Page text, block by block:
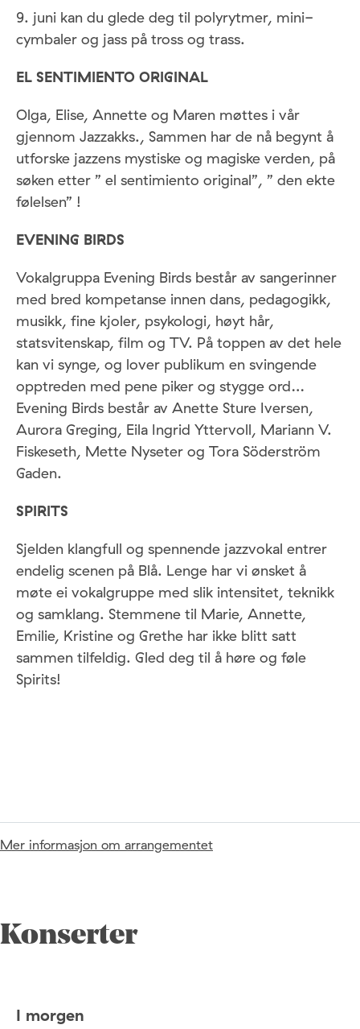
9. juni kan du glede deg til polyrytmer, mini-
cymbaler og jass på tross og trass.
EL SENTIMIENTO ORIGINAL
Olga, Elise, Annette og Maren møttes i vår
gjennom Jazzakks., Sammen har de nå begynt å
utforske jazzens mystiske og magiske verden, på
søken etter ” el sentimiento original”, ” den ekte
følelsen” !
EVENING BIRDS
Vokalgruppa Evening Birds består av sangerinner
med bred kompetanse innen dans, pedagogikk,
musikk, fine kjoler, psykologi, høyt hår,
statsvitenskap, film og TV. På toppen av det hele
kan vi synge, og lover publikum en svingende
opptreden med pene piker og stygge ord…
Evening Birds består av Anette Sture Iversen,
Aurora Greging, Eila Ingrid Yttervoll, Mariann V.
Fiskeseth, Mette Nyseter og Tora Söderström
Gaden.
SPIRITS
Sjelden klangfull og spennende jazzvokal entrer
endelig scenen på Blå. Lenge har vi ønsket å
møte ei vokalgruppe med slik intensitet, teknikk
og samklang. Stemmene til Marie, Annette,
Emilie, Kristine og Grethe har ikke blitt satt
sammen tilfeldig. Gled deg til å høre og føle
Spirits!
Mer informasjon om arrangementet
Konserter
I morgen